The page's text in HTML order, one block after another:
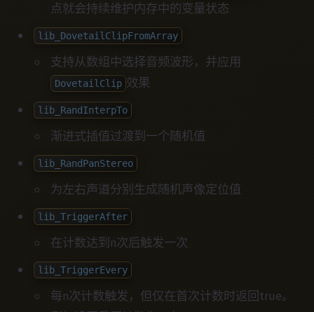
点就会持续维护内存中的变量状态
lib_DovetailClipFromArray
支持从数组中选择音频波形，并应用
DovetailClip 效果
lib_RandInterpTo
渐进式插值过渡到一个随机值
lib_RandPanStereo
为左右声道分别生成随机声像定位值
lib_TriggerAfter
在计数达到n次后触发一次
lib_TriggerEvery
每n次计数触发，但仅在首次计数时返回true。